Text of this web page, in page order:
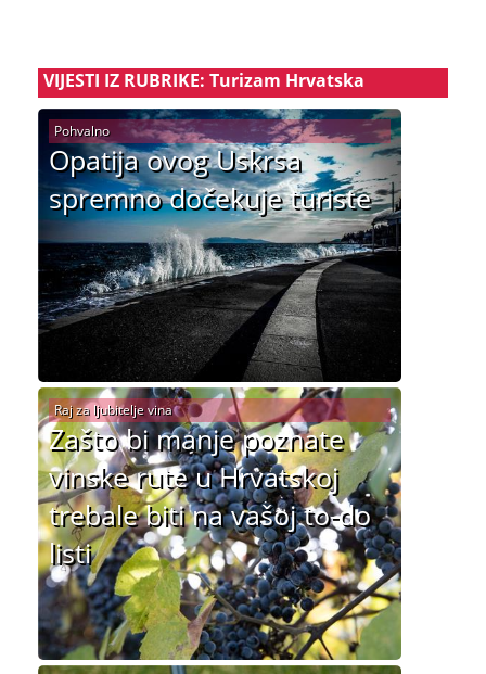
VIJESTI IZ RUBRIKE: Turizam Hrvatska
Opatija ovog Uskrsa
spremno dočekuje turiste
Pohvalno
Zašto bi manje poznate
vinske rute u Hrvatskoj
trebale biti na vašoj to-do
listi
Raj za ljubitelje vina